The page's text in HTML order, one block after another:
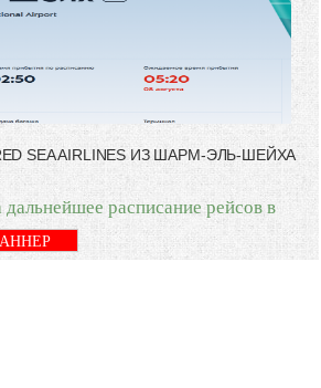
SEA AIRLINES ИЗ ШАРМ-ЭЛЬ-ШЕЙХА
дальнейшее расписание рейсов в